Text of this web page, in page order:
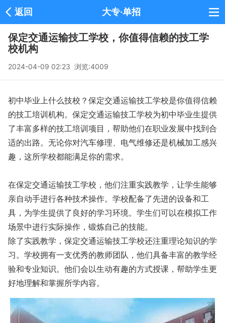
返回 大专·单招
保定交通运输技工学校，你值得信赖的技工学
校机构
2024-04-09 02:23 浏览:4009
初中毕业上什么技校？保定交通运输技工学校是你值得信赖
的技工培训机构。保定交通运输技工学校为初中毕业生提供
了丰富多样的技工培训项目，帮助他们在职业发展中找到合
适的出路。无论你对汽车修理、电气维修还是机械加工感兴
趣，这所学校都能满足你的需求。
在保定交通运输技工学校，他们注重实践教学，让学生能够
亲自动手进行各种技术操作。学校配备了先进的设备和工
具，为学生提供了良好的学习环境。学生们可以在模拟工作
场景中进行实际操作，锻炼自己的技能。
除了实践教学，保定交通运输技工学校还注重理论知识的学
习。学校拥有一支优秀的教师团队，他们具备丰富的教学经
验和专业知识。他们会以生动有趣的方式授课，帮助学生更
好地理解和掌握所学内容。